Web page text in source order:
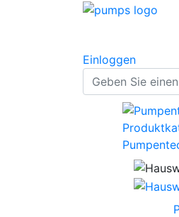
Einloggen